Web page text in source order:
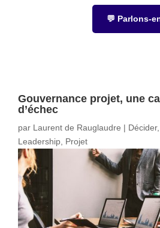
💬 Parlons-
Gouvernance projet, une
d’échec
par Laurent de Rauglaudre | Décider,
Leadership Projet